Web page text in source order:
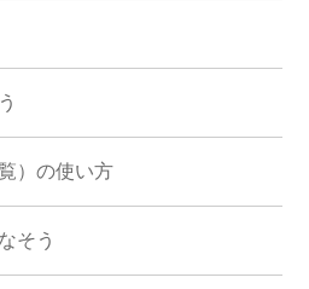
）の使い方
そう